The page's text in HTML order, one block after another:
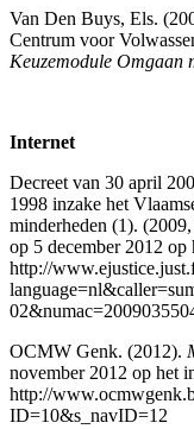
Van Den Buys, Els.
Centrum voor
Keuzemodule Omgaan
Internet
Decreet van 30 april
1998 inzake het
minderheden (1).
op 5 december 2012 op
http://
OCMW Genk. (2012).
november 2012 op het
http://
ID=10&s_navID=12